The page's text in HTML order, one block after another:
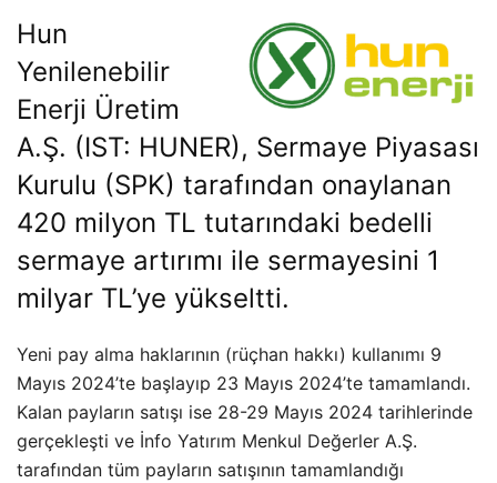
Hun
Yenilenebilir
Enerji Üretim
A.Ş. (IST: HUNER), Sermaye Piyasası
Kurulu (SPK) tarafından onaylanan
420 milyon TL tutarındaki bedelli
sermaye artırımı ile sermayesini 1
milyar TL’ye yükseltti.
Yeni pay alma haklarının (rüçhan hakkı) kullanımı 9
Mayıs 2024’te başlayıp 23 Mayıs 2024’te tamamlandı.
Kalan payların satışı ise 28-29 Mayıs 2024 tarihlerinde
gerçekleşti ve İnfo Yatırım Menkul Değerler A.Ş.
tarafından tüm payların satışının tamamlandığı